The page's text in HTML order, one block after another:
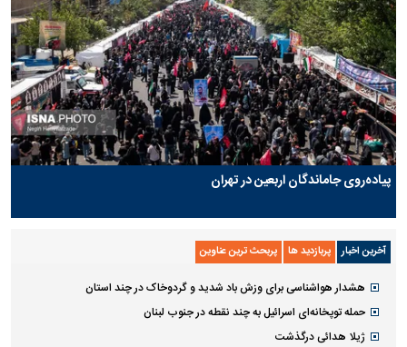
پیاده‌روی جاماندگان اربعین در تهران
آخرین اخبار پربازدید ها پربحث ترین عناوین
هشدار هواشناسی برای وزش باد شدید و گردوخاک در چند استان
حمله توپخانه‌ای اسرائیل به چند نقطه در جنوب لبنان
ژیلا هدائی درگذشت